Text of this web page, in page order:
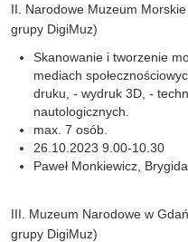
II. Narodowe Muzeum
grupy DigiMuz)
Skanowanie i tworzenie
mediach
druku, - wydruk 3D, -
nautologicznych.
max. 7 osób.
26.10.2023 9.00-10.30
Paweł Monkiewicz,
III. Muzeum Narodowe w
grupy DigiMuz)